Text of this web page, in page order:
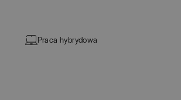
Praca hybrydowa